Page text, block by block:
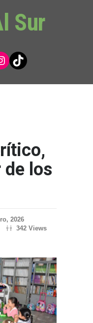
Sur
TikTok
de los
2026
342 Views